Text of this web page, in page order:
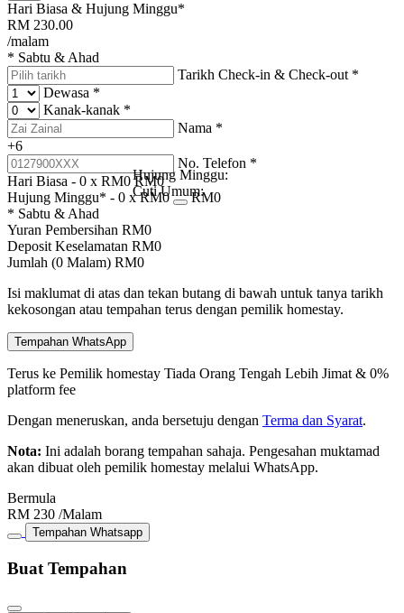
Hari Biasa & Hujung Minggu*
RM 230.00
/malam
* Sabtu & Ahad
Tarikh Check-in & Check-out *
Dewasa *
Kanak-kanak *
Nama *
+6
No. Telefon *
Hari Biasa - 0 x RM0 RM0
Hujung Minggu* - 0 x RM0
Hujung Minggu:
Cuti Umum:RM0
* Sabtu & Ahad
Yuran Pembersihan RM0
Deposit Keselamatan RM0
Jumlah (0 Malam) RM0
Isi maklumat di atas dan tekan butang di bawah untuk tanya tarikh
kekosongan atau tempahan terus dengan pemilik homestay.
Tempahan WhatsApp
Terus ke Pemilik homestay Tiada Orang Tengah Lebih Jimat & 0%
platform fee
Dengan meneruskan, anda bersetuju dengan Terma dan Syarat.
Nota: Ini adalah borang tempahan sahaja. Pengesahan muktamad
akan dibuat oleh pemilik homestay melalui WhatsApp.
Bermula
RM 230 /Malam
Tempahan Whatsapp
Buat Tempahan